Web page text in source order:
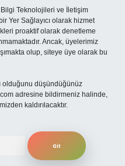
Teknolojileri ve İletişim
Yer Sağlayıcı olarak hizmet
proaktif olarak denetleme
Ancak, üyelerimiz
olup, siteye üye olarak bu
olduğunu düşündüğünüz
adresine bildirmeniz halinde,
kaldırılacaktır.